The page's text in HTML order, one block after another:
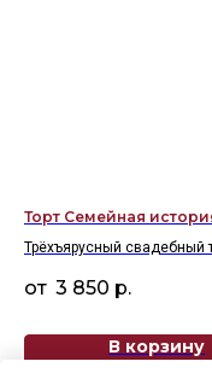
Торт Семейная
Трёхъярусный свадебный
3 850 р.
В корзину